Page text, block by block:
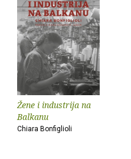
Žene i industrija na
Balkanu
Chiara Bonfiglioli